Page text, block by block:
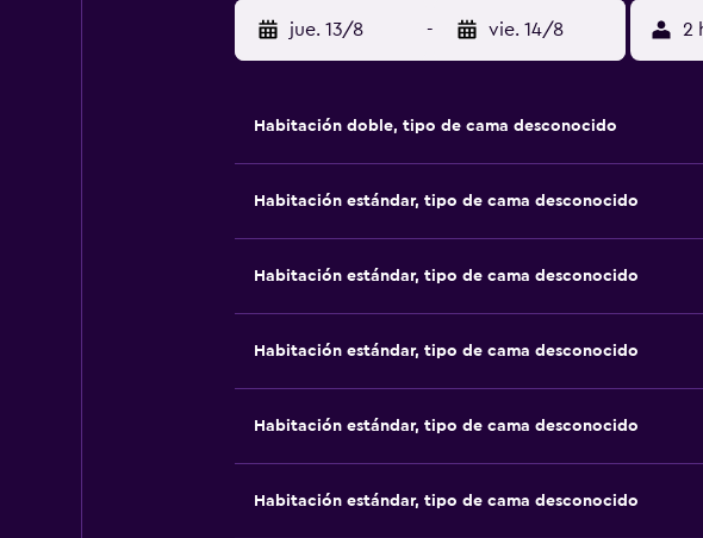
jue. 13/8 - vie. 14/8 2
Habitación doble, tipo de cama desconocido
Habitación estándar, tipo de cama desconocido
Habitación estándar, tipo de cama desconocido
Habitación estándar, tipo de cama desconocido
Habitación estándar, tipo de cama desconocido
Habitación estándar, tipo de cama desconocido